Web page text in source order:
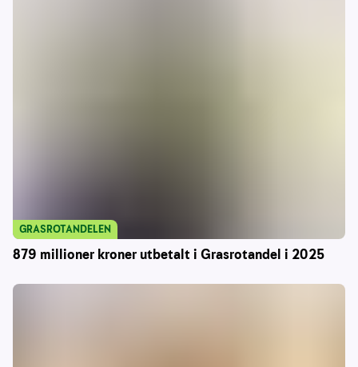
879 millioner kroner utbetalt i Grasrotandel i 2025
GRASROTANDELEN